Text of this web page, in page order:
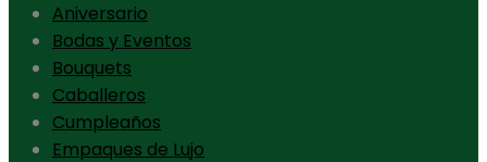
Aniversario
Bodas y Eventos
Bouquets
Caballeros
Cumpleaños
Empaques de Lujo